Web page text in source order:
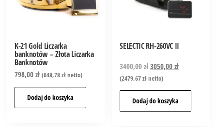
K-21 Gold Liczarka
banknotów – Złota Liczarka
Banknotów
798,00zł (648,78złnetto)
Dodaj do koszyka
SELECTIC RH-260VC II
3400,00zł3050,00zł
(2479,67złnetto)
Dodaj do koszyka